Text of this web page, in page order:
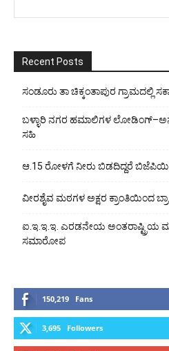
Recent Posts
ಸಂಡೂರು ತಾ ಚಿಕ್ಕಂತಾಪುರ ಗ್ರಾಮದಲ್ಲಿ
ಬಳ್ಳಾರಿ ನಗರ ಹಮಾಲಿಗಳ
ಸಹಿ
ಆ.15 ರೋಳಗೆ ನೀರು ಬಿಡದಿದ್ದರೆ
ವೀರಶೈವ ಮಠಗಳ ಅಕ್ಷರ ಕ್ರಾಂತಿಯಿಂದ
ಐ.ಇ.ಇ.ಇ. ಎರಡನೇಯ ಅಂತರಾಷ್ಟ್ರಿಯ
ಸಮಾರೋಪ
150,219 Fans
3,695 Followers